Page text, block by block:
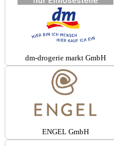
dm-drogerie markt GmbH
ENGEL GmbH